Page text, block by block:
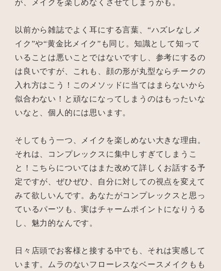
が、メイクを楽しめなくさせてしまうかも。
以前から雑誌でよく耳にする言葉、“ハズレなしメ
イク”や“黄金比メイク”も同じ。知識として知って
いることは悪いことではないですし、参考にするの
は良いですが、これも、顔の形が丸型ならチークの
入れ方はこう！このメソッドに当てはまらないから
似合わない！と頑なになってしまうのはもったいな
いなと、個人的には思います。
そしてもう一つ、メイクを楽しめない大きな理由。
それは、コンプレックスに集中しすぎてしまうこ
と！こちらについてはまた改めて詳しくお話する予
定ですが、ぜひぜひ、自分に対しての視点を変えて
みて欲しいんです。あなたがコンプレックスと思っ
ているパーツも、実はチャームポイントになりうる
し、魅力的なんです。
日々店頭でお客様と接する中でも、それは実感して
います。ムラのないフローレスなベースメイクもも